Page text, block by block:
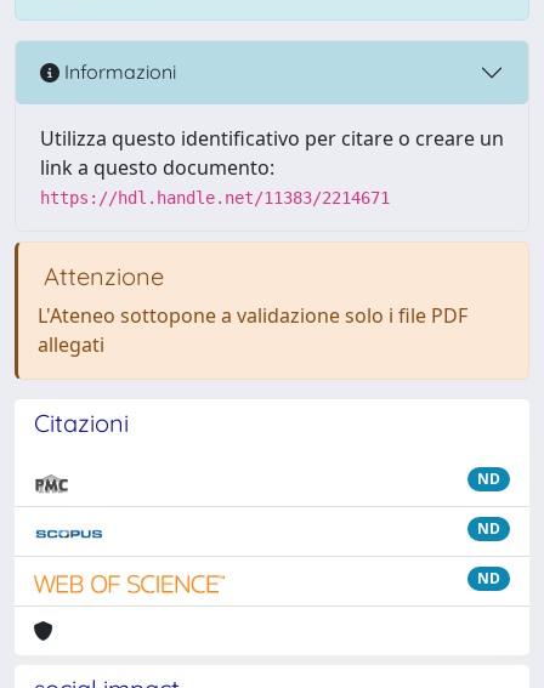
Informazioni
Utilizza questo identificativo per citare o creare un
link a questo documento:
https://hdl.handle.net/11383/2214671
Attenzione
L'Ateneo sottopone a validazione solo i file PDF
allegati
Citazioni
ND
ND
ND